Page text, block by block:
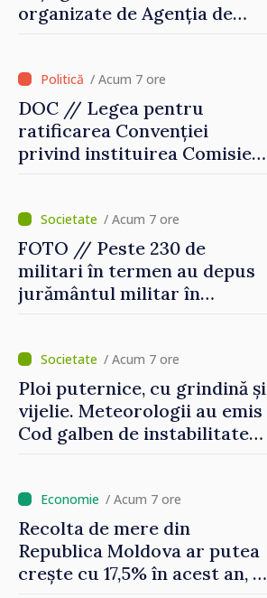
organizate de Agenția de
/ Acum 7 ore
DOC // Legea pentru
ratificarea Convenției
privind instituirea Comisiei
Monitorul Oficial
/ Acum 7 ore
FOTO // Peste 230 de
militari în termen au depus
jurământul militar în
/ Acum 7 ore
Ploi puternice, cu grindină și
vijelie. Meteorologii au emis
Cod galben de instabilitate
/ Acum 7 ore
Recolta de mere din
Republica Moldova ar putea
crește cu 17,5% în acest an, în